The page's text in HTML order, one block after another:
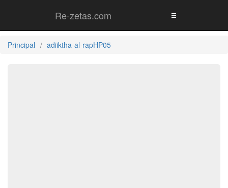
Re-zetas.com
Principal adiiktha-al-rapHP05